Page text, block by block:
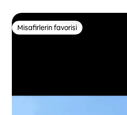
Misafirlerin favorisi
Misafirlerin favorisi